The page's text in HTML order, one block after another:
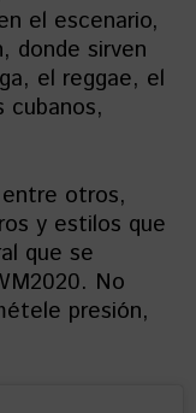
el escenario,
donde sirven
el reggae, el
otros,
y estilos que
que se
No
presión,